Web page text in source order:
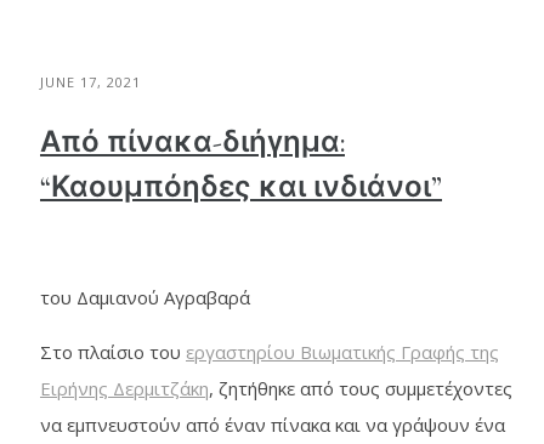
JUNE 17, 2021
Από πίνακα-διήγημα:
“Καουμπόηδες και ινδιάνοι”
του Δαμιανού Αγραβαρά
Στο πλαίσιο του εργαστηρίου Βιωματικής Γραφής της
Ειρήνης Δερμιτζάκη, ζητήθηκε από τους συμμετέχοντες
να εμπνευστούν από έναν πίνακα και να γράψουν ένα